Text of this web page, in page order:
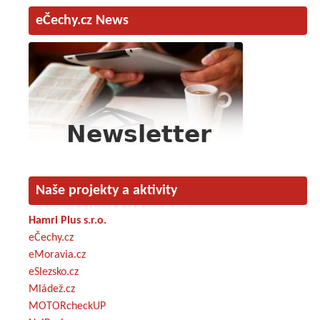
eČechy.cz News
Naše projekty a aktivity
Hamri Plus s.r.o.
eČechy.cz
eMoravia.cz
eSlezsko.cz
Mládež.cz
MOTORcheckUP